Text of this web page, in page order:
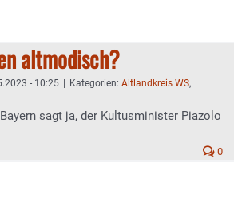
altmodisch?
- 10:25 Kategorien: Altlandkreis WS,
sagt ja, der Kultusminister Piazolo
0